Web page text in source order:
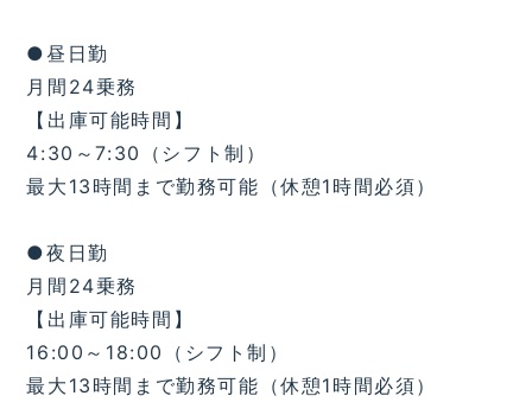
●昼日勤
月間24乗務
【出庫可能時間】
4:30～7:30（シフト制）
最大13時間まで勤務可能（休憩1時間必須）
●夜日勤
月間24乗務
【出庫可能時間】
16:00～18:00（シフト制）
最大13時間まで勤務可能（休憩1時間必須）